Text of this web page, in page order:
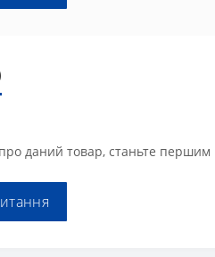
даний товар, станьте першим